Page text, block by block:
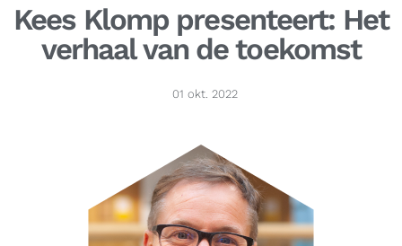
Kees Klomp presenteert: Het
verhaal van de toekomst
01 okt. 2022